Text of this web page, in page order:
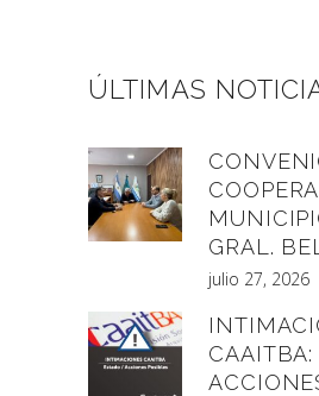
ÚLTIMAS
GRAL.
julio 27, 2026
CAAITBA: